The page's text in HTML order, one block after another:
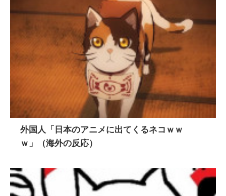
外国人「日本のアニメに出てくるネコｗｗ
ｗ」（海外の反応）